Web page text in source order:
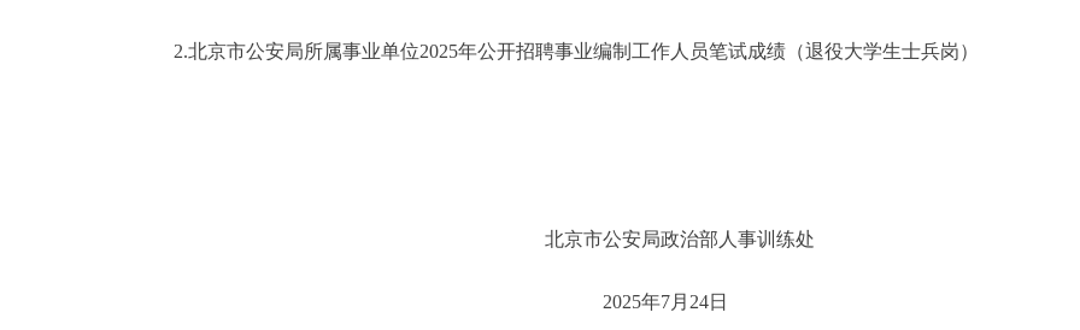
2.北京市公安局所属事业单位2025年公开招聘事业编制工作人员笔试成绩（退役大学生士兵岗）
北京市公安局政治部人事训练处
2025年7月24日